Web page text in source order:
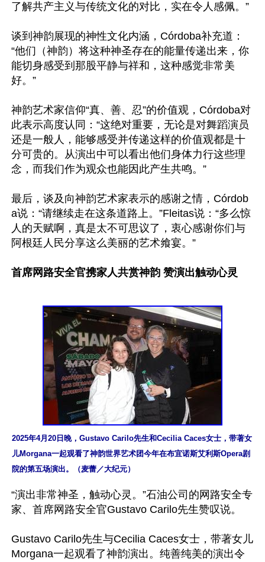
了解共产主义与传统文化的对比，实在令人感佩。”
谈到神韵展现的神性文化内涵，Córdoba补充道：
“他们（神韵）将这种神圣存在的能量传递出来，你
能切身感受到那股平静与祥和，这种感觉非常美
好。”
神韵艺术家信仰“真、善、忍”的价值观，Córdoba对
此表示高度认同：“这绝对重要，无论是对舞蹈演员
还是一般人，能够感受并传递这样的价值观都是十
分可贵的。从演出中可以看出他们身体力行这些理
念，而我们作为观众也能因此产生共鸣。”
最后，谈及向神韵艺术家表示的感谢之情，Córdob
a说：“请继续走在这条道路上。”Fleitas说：“多么惊
人的天赋啊，真是太不可思议了，衷心感谢你们与
阿根廷人民分享这么美丽的艺术飨宴。”
首席网路安全官携家人共赏神韵 赞演出触动心灵
2025年4月20日晚，Gustavo Carilo先生和Cecilia Caces女士，带著女
儿Morgana一起观看了神韵世界艺术团今年在布宜诺斯艾利斯Opera剧
院的第五场演出。（麦蕾／大纪元）
“演出非常神圣，触动心灵。”石油公司的网路安全专
家、首席网路安全官Gustavo Carilo先生赞叹说。
Gustavo Carilo先生与Cecilia Caces女士，带著女儿
Morgana一起观看了神韵演出。纯善纯美的演出令